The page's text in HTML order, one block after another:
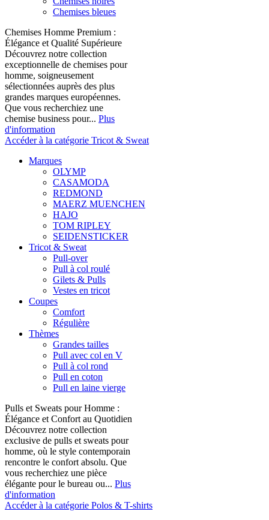
Chemises bleues
Chemises Homme Premium :
Élégance et Qualité Supérieure
Découvrez notre collection
exceptionnelle de chemises pour
homme, soigneusement
sélectionnées auprès des plus
grandes marques européennes.
Que vous recherchiez une
chemise business pour... Plus
d'information
Accéder à la catégorie Tricot & Sweat
Marques
OLYMP
CASAMODA
REDMOND
MAERZ MUENCHEN
HAJO
TOM RIPLEY
SEIDENSTICKER
Tricot & Sweat
Pull-over
Pull à col roulé
Gilets & Pulls
Vestes en tricot
Coupes
Comfort
Régulière
Thèmes
Grandes tailles
Pull avec col en V
Pull à col rond
Pull en coton
Pull en laine vierge
Pulls et Sweats pour Homme :
Élégance et Confort au Quotidien
Découvrez notre collection
exclusive de pulls et sweats pour
homme, où le style contemporain
rencontre le confort absolu. Que
vous recherchiez une pièce
élégante pour le bureau ou... Plus
d'information
Accéder à la catégorie Polos & T-shirts